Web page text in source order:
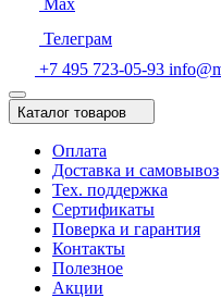
Max
Телеграм
+7 495 723-05-93
Каталог товаров
Оплата
Доставка и самовывоз
Тех. поддержка
Сертификаты
Поверка и гарантия
Контакты
Полезное
Акции